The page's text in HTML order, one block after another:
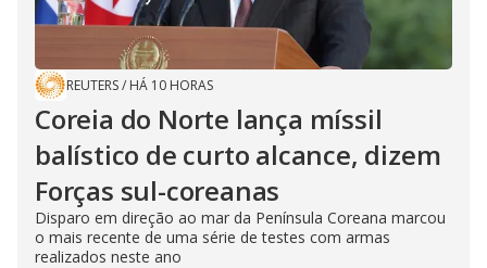
REUTERS/ HÁ 10 HORAS
Coreia do Norte lança míssil
balístico de curto alcance, dizem
Forças sul-coreanas
Disparo em direção ao mar da Península Coreana marcou
o mais recente de uma série de testes com armas
realizados neste ano